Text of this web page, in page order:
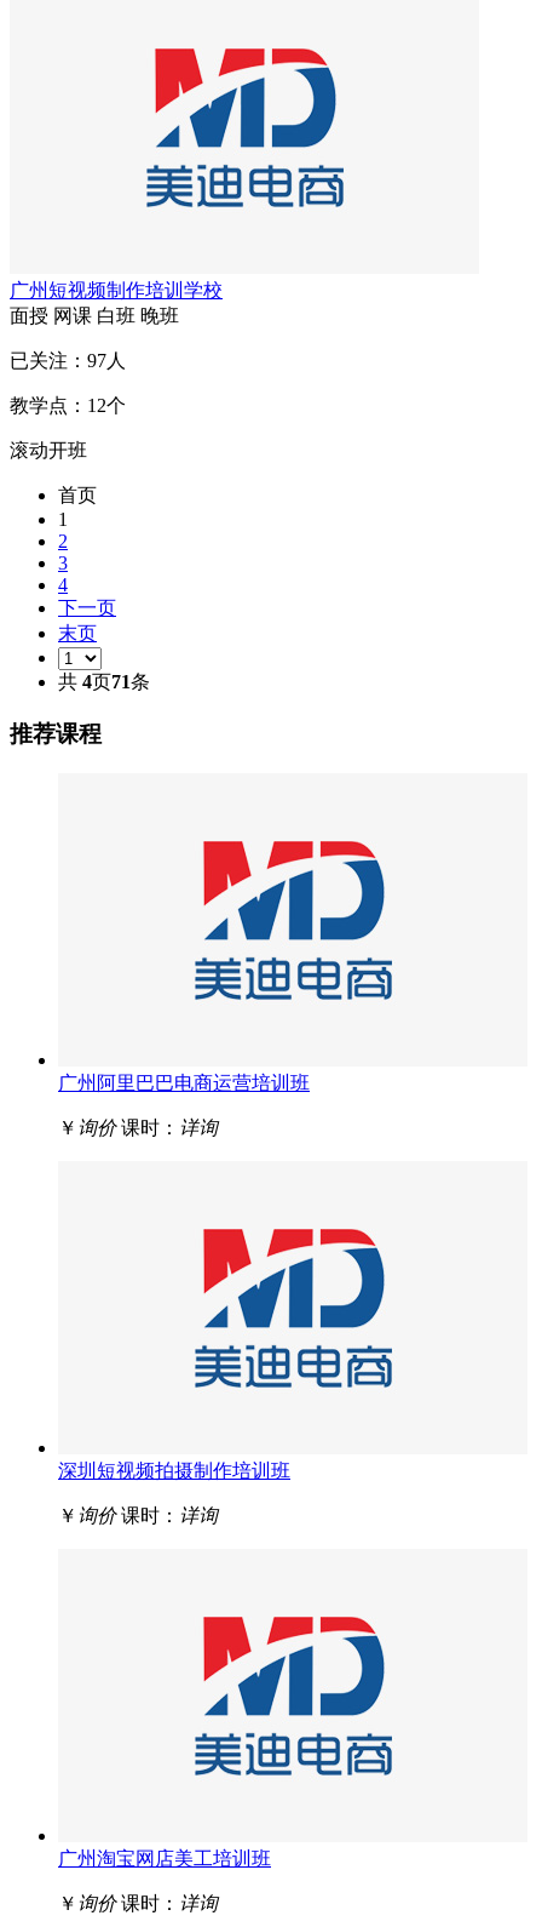
广州短视频制作培训学校
面授 网课 白班 晚班
已关注： 97人
教学点： 12个
滚动开班
首页
1
2
3
4
下一页
末页
共 4页71条
推荐课程
广州阿里巴巴电商运营培训班
￥ 询价 课时： 详询
深圳短视频拍摄制作培训班
￥ 询价 课时： 详询
广州淘宝网店美工培训班
￥ 询价 课时： 详询